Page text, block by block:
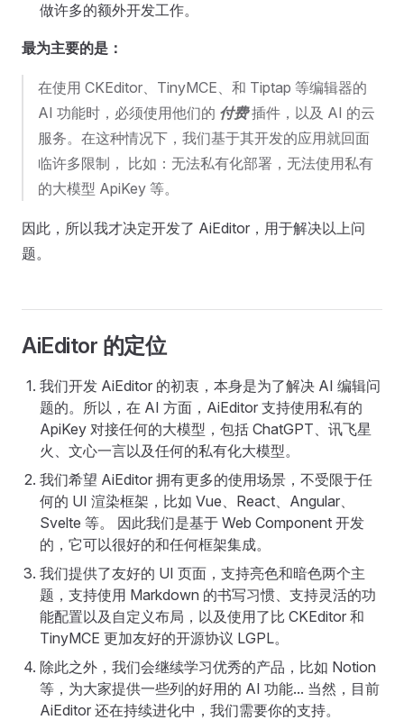
做许多的额外开发工作。
最为主要的是：
在使用 CKEditor、TinyMCE、和 Tiptap 等编辑器的
AI 功能时，必须使用他们的 付费插件，以及 AI 的云
服务。在这种情况下，我们基于其开发的应用就回面
临许多限制， 比如：无法私有化部署，无法使用私有
的大模型 ApiKey 等。
因此，所以我才决定开发了 AiEditor，用于解决以上问
题。
AiEditor 的定位
我们开发 AiEditor 的初衷，本身是为了解决 AI 编辑问
题的。所以，在 AI 方面，AiEditor 支持使用私有的
ApiKey 对接任何的大模型，包括 ChatGPT、讯飞星
火、文心一言以及任何的私有化大模型。
我们希望 AiEditor 拥有更多的使用场景，不受限于任
何的 UI 渲染框架，比如 Vue、React、Angular、
Svelte 等。 因此我们是基于 Web Component 开发
的，它可以很好的和任何框架集成。
我们提供了友好的 UI 页面，支持亮色和暗色两个主
题，支持使用 Markdown 的书写习惯、支持灵活的功
能配置以及自定义布局，以及使用了比 CKEditor 和
TinyMCE 更加友好的开源协议 LGPL。
除此之外，我们会继续学习优秀的产品，比如 Notion
等，为大家提供一些列的好用的 AI 功能... 当然，目前
AiEditor 还在持续进化中，我们需要你的支持。